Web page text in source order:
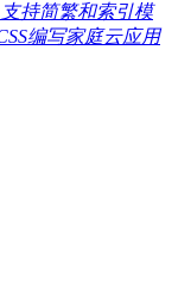
持简繁和索引模
编写家庭云应用